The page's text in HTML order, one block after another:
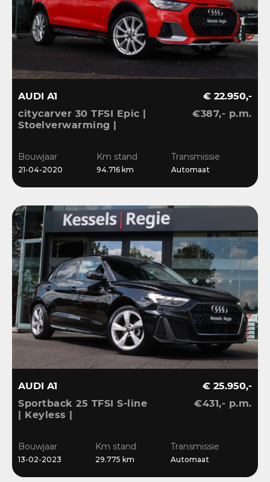
AUDI A1
citycarver 30 TFSI Epic |
Stoelverwarming |
Navi
€ 22.950,-
€387,- p.m.
Bouwjaar
21-04-2020
Km stand
94.716 km
Transmissie
Automaat
AUDI A1
Sportback 25 TFSI S-line
| Keyless |
| Navi
€ 25.950,-
€431,- p.m.
Bouwjaar
13-02-2023
Km stand
29.775 km
Transmissie
Automaat